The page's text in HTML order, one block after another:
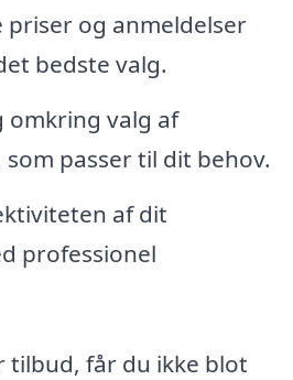
priser og anmeldelser
bedste valg.
omkring valg af
passer til dit behov.
af dit
professionel
tilbud, får du ikke blot